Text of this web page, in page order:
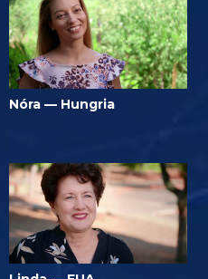
Nóra — Hungria